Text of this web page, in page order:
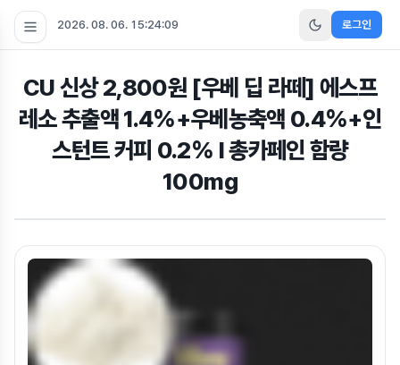
2026. 08. 06. 15:24:09 로그인
CU 신상 2,800원 [우베 딥 라떼] 에스프
레소 추출액 1.4%+우베농축액 0.4%+인
스턴트 커피 0.2% I 총카페인 함량
100mg